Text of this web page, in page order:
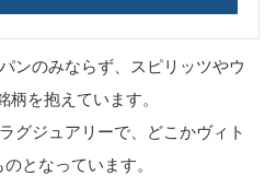
ンのみならず、スピリッツやウ
柄を抱えています。
グジュアリーで、どこかヴィト
となっています。